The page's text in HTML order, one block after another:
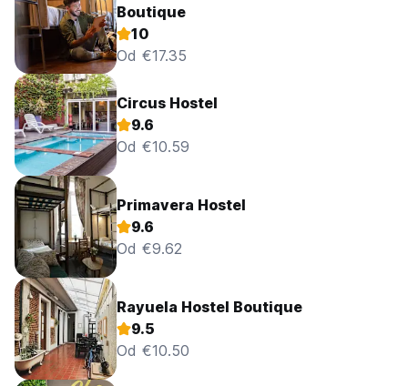
Boutique
10
Od €17.35
Circus Hostel
9.6
Od €10.59
Primavera Hostel
9.6
Od €9.62
Rayuela Hostel Boutique
9.5
Od €10.50